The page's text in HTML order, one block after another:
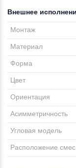
Внешнее
Монтаж
Материал
Форма
Цвет
Ориентация
Асимметричность
Угловая модель
Расположение